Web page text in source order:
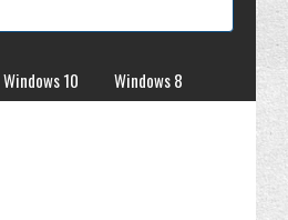
Windows 10
Windows 8